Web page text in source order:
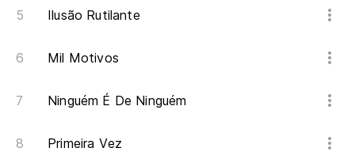
Ilusão Rutilante
Mil Motivos
Ninguém É De Ninguém
Primeira Vez